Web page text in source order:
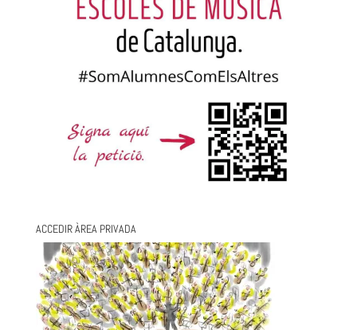
ACCEDIR ÀREA PRIVADA